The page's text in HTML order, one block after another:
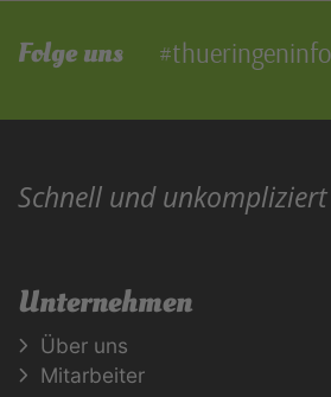
Folge uns #thueringeninfo
Schnell und
Unternehmen
Über uns
Mitarbeiter